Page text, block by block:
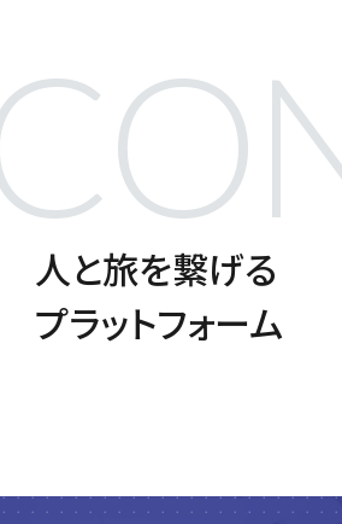
人と旅を繋げる
プラットフォーム